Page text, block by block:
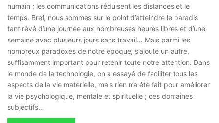
humain ; les communications réduisent les distances et le
temps. Bref, nous sommes sur le point d’atteindre le paradis
tant rêvé d’une journée aux nombreuses heures libres et d’une
semaine avec plusieurs jours sans travail… Mais parmi les
nombreux paradoxes de notre époque, s’ajoute un autre,
suffisamment important pour retenir toute notre attention. Dans
le monde de la technologie, on a essayé de faciliter tous les
aspects de la vie matérielle, mais rien n’a été fait pour améliorer
la vie psychologique, mentale et spirituelle ; ces domaines
subjectifs…